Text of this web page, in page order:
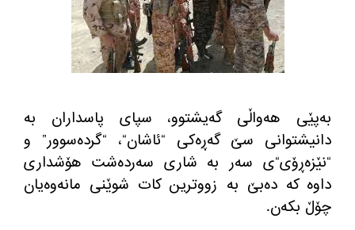
به‌پێی هه‌واڵی گه‌یشتوو، سپای پاسداران بە
دانیشتوانی سێ گەڕەکی “ئاشان“، “گردەسوور” و
“نێزەڕۆی“ی سه‌ر به‌ شاری سەردەشت هۆشداری
داوە كە دەبێ بە زووترین كات شوێنی مانەوەیان
چۆڵ بكەن.